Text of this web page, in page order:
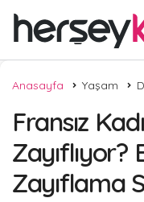
Anasayfa Yaşam
Fransız
Zayıflıyor?
Zayıflama